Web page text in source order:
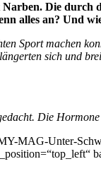
Die durch
alles an? Und
Sport machen
sich und
Die
MAG-Unter-